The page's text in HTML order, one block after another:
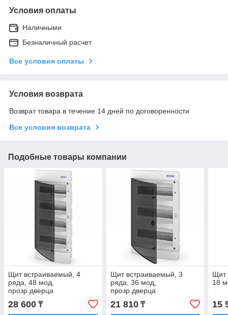
Условия оплаты
Наличными
Безналичный расчет
Все условия оплаты
Условия возврата
Возврат товара в течение 14 дней по договоренности
Все условия возврата
Подобные товары компании
Щит встраиваемый, 4
ряда, 48 мод,
прозр.дверца
28 600 ₸
Щит встраиваемый, 3
ряда, 36 мод,
прозр.дверца
21 810₸
Щит
18
15